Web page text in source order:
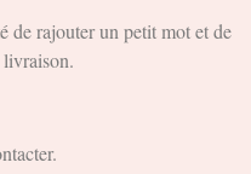
de rajouter un petit mot et de
livraison.